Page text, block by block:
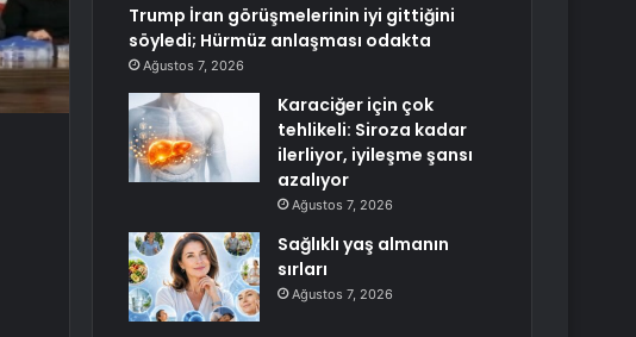
Trump İran görüşmelerinin iyi gittiğini
söyledi; Hürmüz anlaşması odakta
Ağustos 7, 2026
Karaciğer için çok
tehlikeli: Siroza kadar
ilerliyor, iyileşme şansı
azalıyor
Ağustos 7, 2026
Sağlıklı yaş almanın
sırları
Ağustos 7, 2026